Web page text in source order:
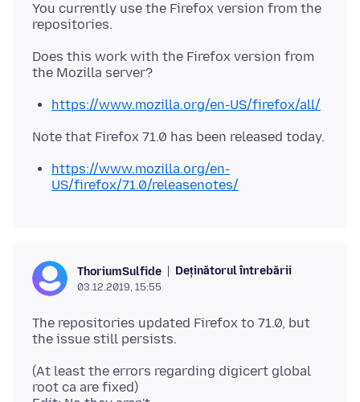
You currently use the Firefox version from the
Does this work with the Firefox version from
https://www.mozilla.org/en-US/firefox/all/
https://www.mozilla.org/en-
US/firefox/71.0/releasenotes/
ThoriumSulfide Deținătorul întrebării
03.12.2019, 15:55
The repositories updated Firefox to 71.0, but
(At least the errors regarding digicert global
root ca are fixed)